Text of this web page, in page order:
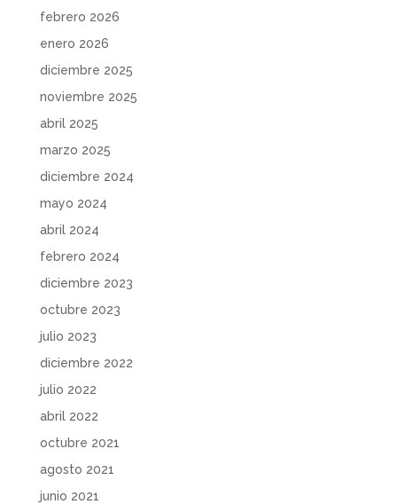
febrero 2026
enero 2026
diciembre 2025
noviembre 2025
abril 2025
marzo 2025
diciembre 2024
mayo 2024
abril 2024
febrero 2024
diciembre 2023
octubre 2023
julio 2023
diciembre 2022
julio 2022
abril 2022
octubre 2021
agosto 2021
junio 2021